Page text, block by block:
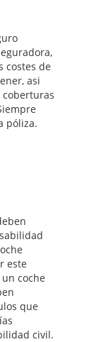
costes de
asi
coberturas
póliza.
este
coche
que
civil.